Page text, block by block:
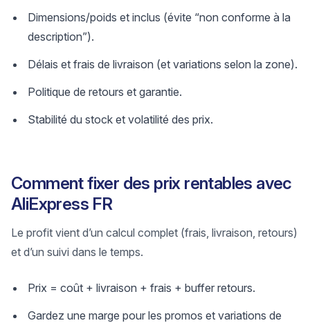
Dimensions/poids et inclus (évite “non conforme à la
description”).
Délais et frais de livraison (et variations selon la zone).
Politique de retours et garantie.
Stabilité du stock et volatilité des prix.
Comment fixer des prix rentables avec
AliExpress FR
Le profit vient d’un calcul complet (frais, livraison, retours)
et d’un suivi dans le temps.
Prix = coût + livraison + frais + buffer retours.
Gardez une marge pour les promos et variations de